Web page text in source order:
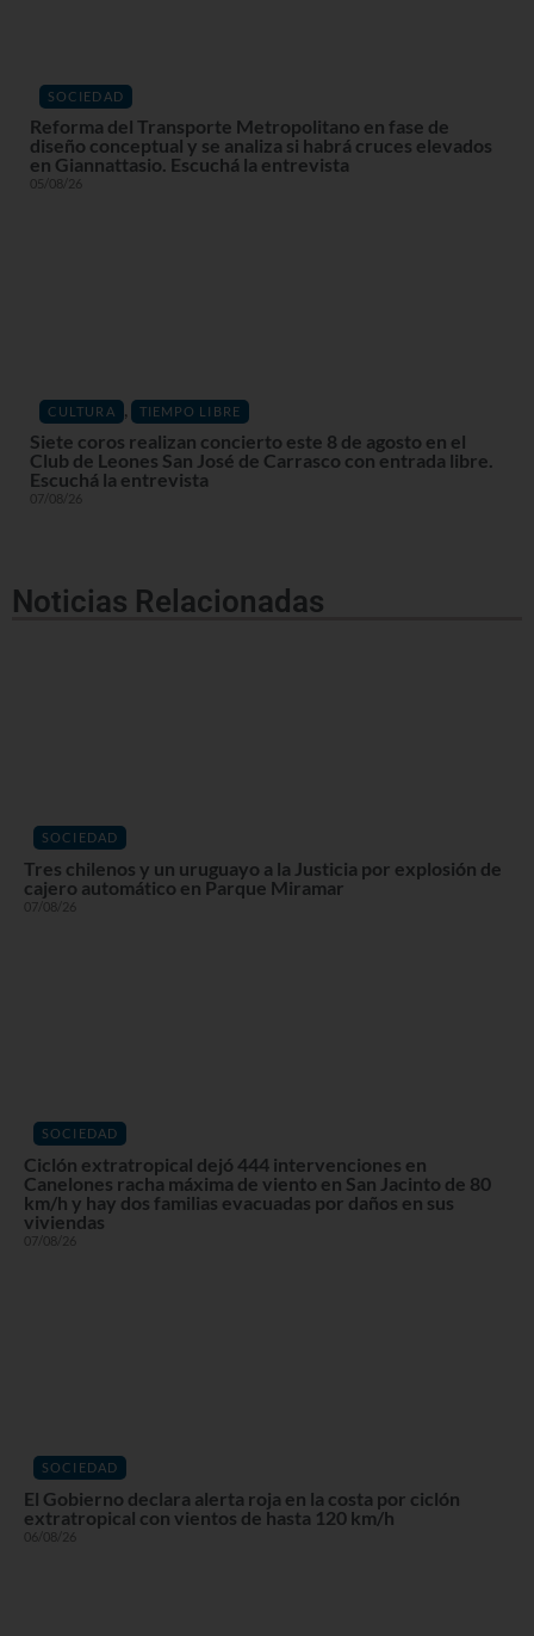
SOCIEDAD
Reforma del Transporte Metropolitano en fase de
diseño conceptual y se analiza si habrá cruces elevados
en Giannattasio. Escuchá la entrevista
05/08/26
CULTURA , TIEMPO LIBRE
Siete coros realizan concierto este 8 de agosto en el
Club de Leones San José de Carrasco con entrada libre.
Escuchá la entrevista
07/08/26
Noticias Relacionadas
SOCIEDAD
Tres chilenos y un uruguayo a la Justicia por explosión de
cajero automático en Parque Miramar
07/08/26
SOCIEDAD
Ciclón extratropical dejó 444 intervenciones en
Canelones racha máxima de viento en San Jacinto de 80
km/h y hay dos familias evacuadas por daños en sus
viviendas
07/08/26
SOCIEDAD
El Gobierno declara alerta roja en la costa por ciclón
extratropical con vientos de hasta 120 km/h
06/08/26